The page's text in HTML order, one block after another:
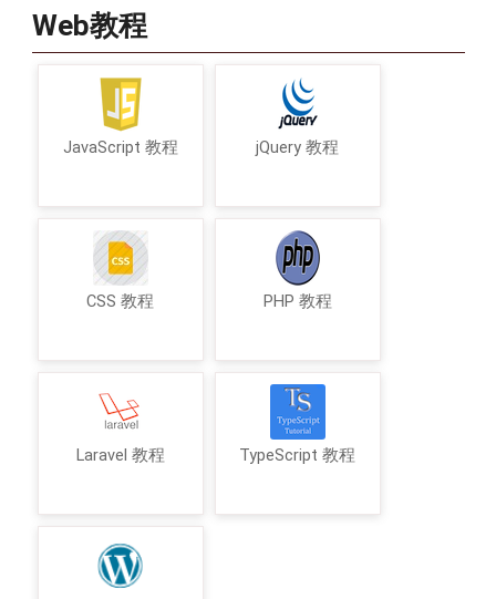
Web教程
JavaScript 教程 jQuery 教程
CSS 教程 PHP 教程
Laravel 教程 TypeScript 教程